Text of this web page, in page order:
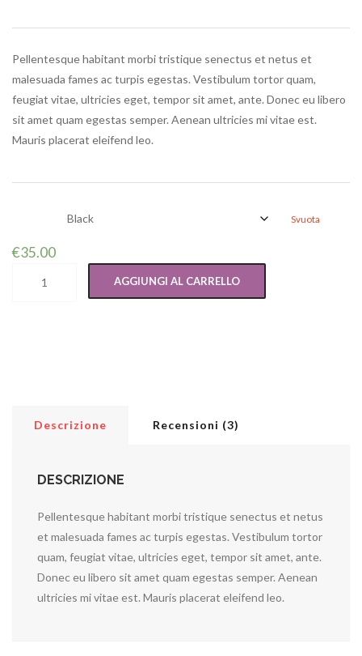
Pellentesque habitant morbi tristique senectus et netus et
malesuada fames ac turpis egestas. Vestibulum tortor quam,
feugiat vitae, ultricies eget, tempor sit amet, ante. Donec eu libero
sit amet quam egestas semper. Aenean ultricies mi vitae est.
Mauris placerat eleifend leo.
Svuota
€35.00
AGGIUNGI AL CARRELLO
Descrizione Recensioni (3)
DESCRIZIONE
Pellentesque habitant morbi tristique senectus et netus
et malesuada fames ac turpis egestas. Vestibulum tortor
quam, feugiat vitae, ultricies eget, tempor sit amet, ante.
Donec eu libero sit amet quam egestas semper. Aenean
ultricies mi vitae est. Mauris placerat eleifend leo.